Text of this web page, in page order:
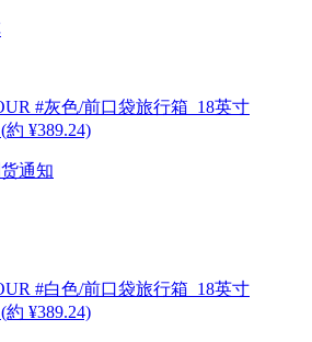
#灰色/前口袋旅行箱_18英寸
(約 ¥389.24)
通知
#白色/前口袋旅行箱_18英寸
(約 ¥389.24)